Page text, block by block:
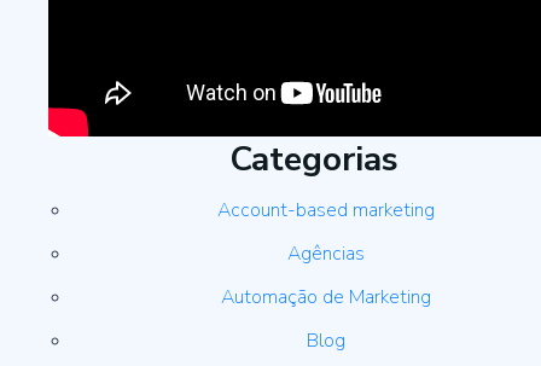
Categorias
Account-based marketing
Agências
Automação de Marketing
Blog